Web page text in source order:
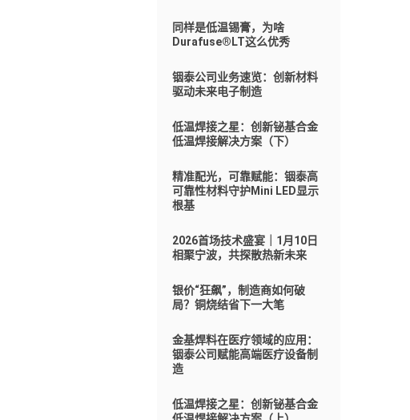
同样是低温锡膏，为啥
Durafuse®LT这么优秀
铟泰公司业务速览：创新材料
驱动未来电子制造
低温焊接之星：创新铋基合金
低温焊接解决方案（下）
精准配光，可靠赋能：铟泰高
可靠性材料守护Mini LED显示
根基
2026首场技术盛宴｜1月10日
相聚宁波，共探散热新未来
银价“狂飙”，制造商如何破
局？铜烧结省下一大笔
金基焊料在医疗领域的应用：
铟泰公司赋能高端医疗设备制
造
低温焊接之星：创新铋基合金